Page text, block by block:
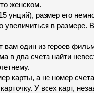
женском.
унций), размер его
увеличиться в размере.
вам один из героев
в два счета найти
карты, а не номер
У всех карт,